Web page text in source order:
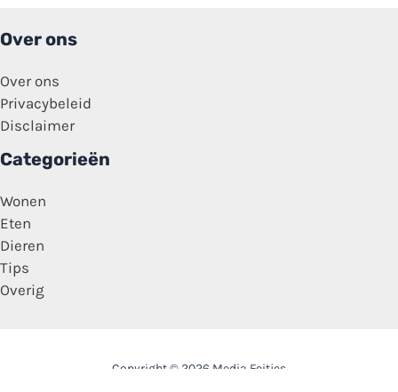
Over ons
Over ons
Privacybeleid
Disclaimer
Categorieën
Wonen
Eten
Dieren
Tips
Overig
Copyright © 2026 Media Feitjes